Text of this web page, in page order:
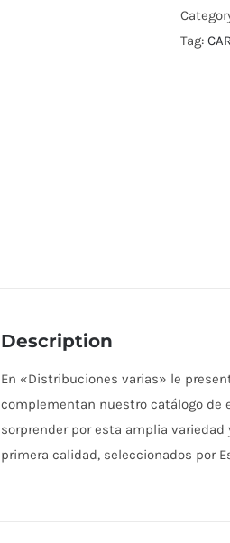
Tag:
Description
En «Distribuciones varias» le
complementan nuestro catálogo de
sorprender por esta amplia
primera calidad, seleccionados por